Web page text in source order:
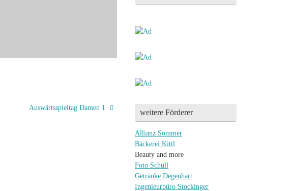
Auswärtsspieltag Damen 1
weitere Förderer
Allianz Sommer
Bäckerei Kittl
Beauty and more
Foto Schüll
Getränke Degenhart
Ingenieurbüro Stockinger